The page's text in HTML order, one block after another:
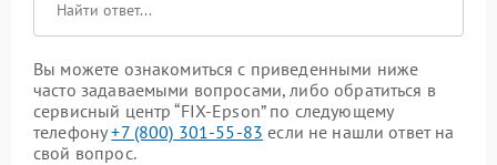
Вы можете ознакомиться с приведенными ниже
часто задаваемыми вопросами, либо обратиться в
сервисный центр “FIX-Epson” по следующему
телефону+7 (800) 301-55-83 если не нашли ответ на
свой вопрос.